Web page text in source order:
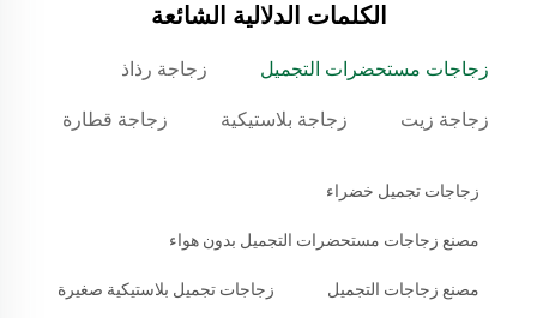
الكلمات الدلالية الشائعة
زجاجات مستحضرات التجميل زجاجة رذاذ
زجاجة زيت زجاجة بلاستيكية زجاجة قطارة
زجاجات تجميل خضراء
مصنع زجاجات مستحضرات التجميل بدون هواء
مصنع زجاجات التجميل زجاجات تجميل بلاستيكية صغيرة